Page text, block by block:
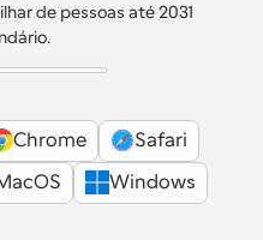
de pessoas até 2031
Chrome
Safari
Windows